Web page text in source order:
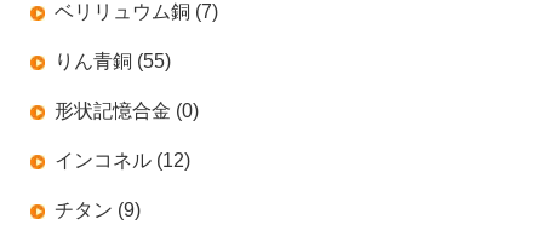
ベリリュウム銅 (7)
りん青銅 (55)
形状記憶合金 (0)
インコネル (12)
チタン (9)